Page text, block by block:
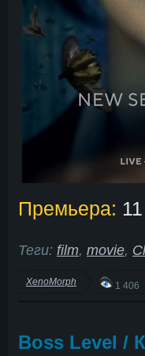
Премьера:
Теги: film, movie,
XenoMorph 1 406
Boss Level /